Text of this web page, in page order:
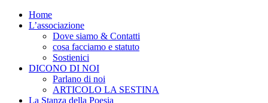
Home
L’associazione
Dove siamo & Contatti
cosa facciamo e statuto
Sostienici
DICONO DI NOI
Parlano di noi
ARTICOLO LA SESTINA
La Stanza della Poesia